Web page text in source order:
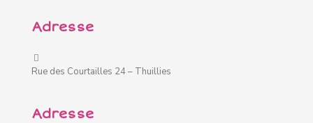
Adresse
Rue des Courtailles 24 – Thuillies
Adresse